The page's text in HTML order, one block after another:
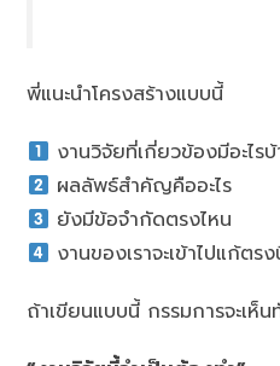
พี่แนะนำโครงสร้างแบบนี้
งานวิจัยที่เกี่ยวข้องมีอะไร
ผลลัพธ์สำคัญคืออะไร
ยังมีข้อจำกัดตรงไหน
งานของเราจะเข้าไปแก้ตร
ถ้าเขียนแบบนี้ กรรมการจะเห็น